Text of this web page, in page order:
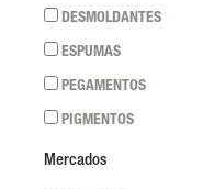
DESMOLDANTES
ESPUMAS
PEGAMENTOS
PIGMENTOS
Mercados